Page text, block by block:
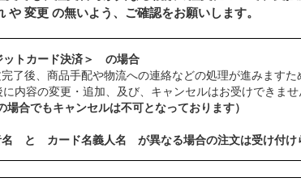
や 変更 の無いよう、ご確認をお願いします。
ットカード決済＞ の場合
了後、商品手配や物流への連絡などの処理が進みますた
に内容の変更・追加、及び、キャンセルはお受けできませ
場合でもキャンセルは不可となっております）
と カード名義人名 が異なる場合の注文は受け付け